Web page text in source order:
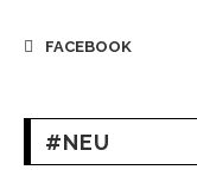
FACEBOOK
#NEU